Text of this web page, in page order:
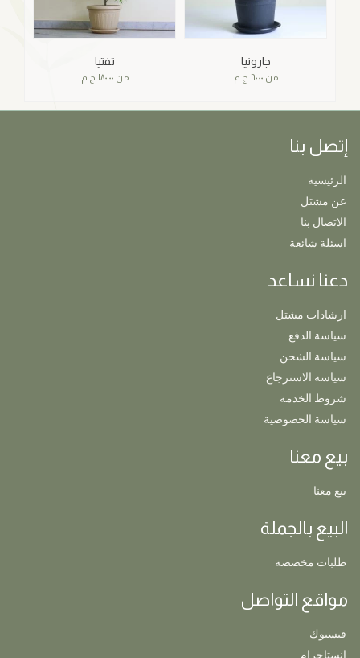
تفتيا
من ١٨٠.٠٠ ج.م
جارونيا
من ٦٠.٠٠ ج.م
إتصل بنا
الرئيسية
عن مشتل
الاتصال بنا
اسئلة شائعة
دعنا نساعد
ارشادات مشتل
سياسة الدفع
سياسة الشحن
سياسه الاسترجاع
شروط الخدمة
سياسة الخصوصية
بيع معنا
بيع معنا
البيع بالجملة
طلبات مخصصة
مواقع التواصل
فيسبوك
إنستاجرام